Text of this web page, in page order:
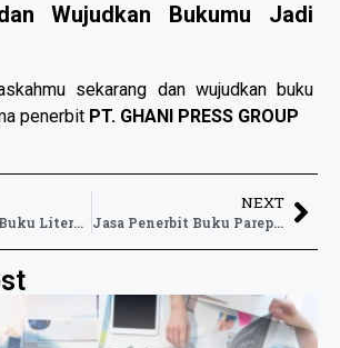
Wujudkan Bukumu Jadi
sekarang dan wujudkan buku
penerbit PT. GHANI PRESS GROUP
Jasa Penerbit Buku Literasi untuk Mendukung Budaya Baca dan Berbagi Pengetahuan
NEXT
Jasa Penerbit Buku Parepare untuk Mendukung Publikasi Karya yang Lebih Luas